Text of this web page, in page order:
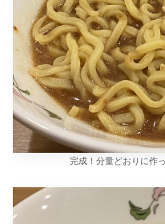
完成！分量どおりに作